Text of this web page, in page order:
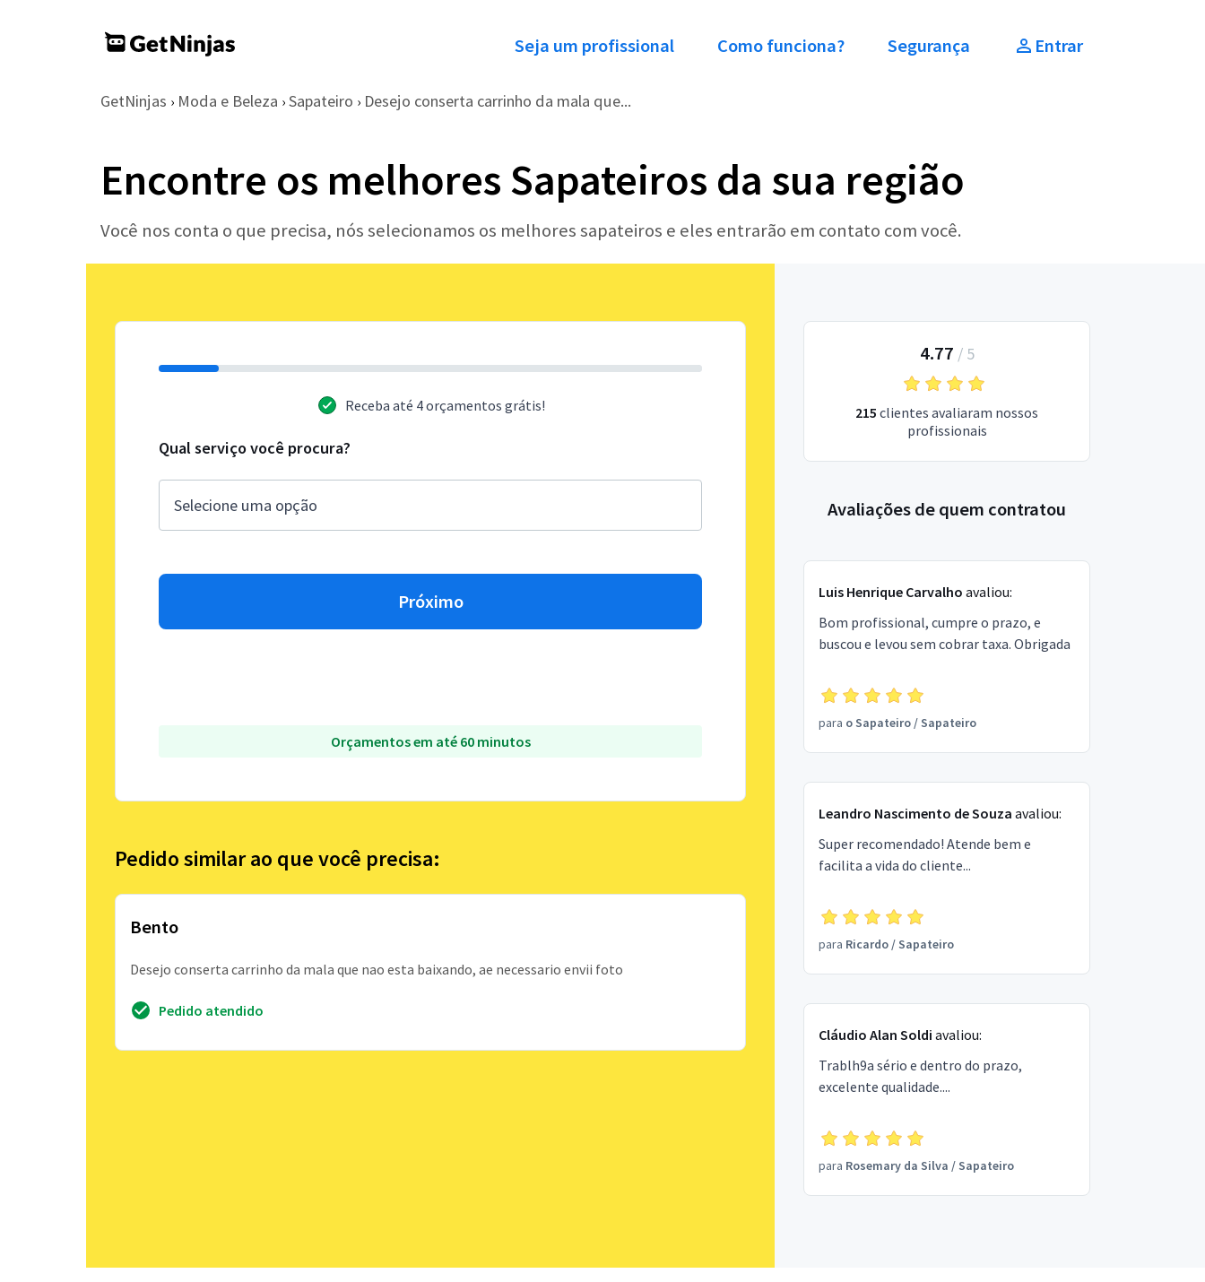
Seja um profissional Como funciona? Segurança Entrar
GetNinjas › Moda e Beleza › Sapateiro › Desejo conserta carrinho da mala que...
Encontre os melhores Sapateiros da sua região
Você nos conta o que precisa, nós selecionamos os melhores sapateiros e eles entrarão em contato com você.
Receba até 4 orçamentos grátis!
Qual serviço você procura?
Próximo
Orçamentos em até 60 minutos
Pedido similar ao que você precisa:
Bento
Desejo conserta carrinho da mala que nao esta baixando, ae necessario envii foto
Pedido atendido
4.77 / 5
215 clientes avaliaram nossos
profissionais
Avaliações de quem contratou
Luis Henrique Carvalho avaliou:
Bom profissional, cumpre o prazo, e
buscou e levou sem cobrar taxa. Obrigada
para o Sapateiro/Sapateiro
Leandro Nascimento de Souza avaliou:
Super recomendado! Atende bem e
facilita a vida do cliente...
para Ricardo/Sapateiro
Cláudio Alan Soldi avaliou:
Trablh9a sério e dentro do prazo,
excelente qualidade....
para Rosemary da Silva /Sapateiro